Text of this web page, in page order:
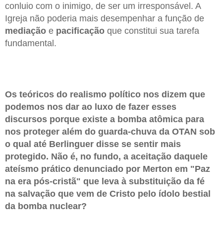
conluio com o inimigo, de ser um irresponsável. A
Igreja não poderia mais desempenhar a função de
mediação e pacificação que constitui sua tarefa
fundamental.
Os teóricos do realismo político nos dizem que
podemos nos dar ao luxo de fazer esses
discursos porque existe a bomba atômica para
nos proteger além do guarda-chuva da OTAN sob
o qual até Berlinguer disse se sentir mais
protegido. Não é, no fundo, a aceitação daquele
ateísmo prático denunciado por Merton em "Paz
na era pós-cristã" que leva à substituição da fé
na salvação que vem de Cristo pelo ídolo bestial
da bomba nuclear?